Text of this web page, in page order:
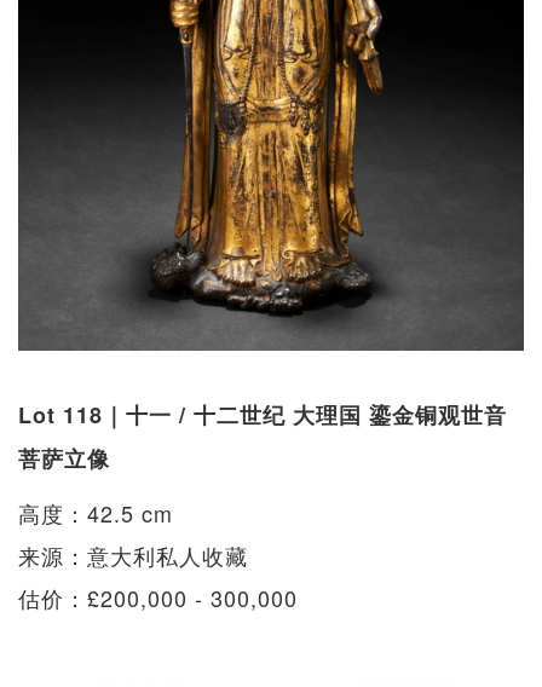
Lot 118｜十一 / 十二世纪 大理国 鎏金铜观世音
菩萨立像
高度：42.5 cm
来源：意大利私人收藏
估价：£200,000 - 300,000